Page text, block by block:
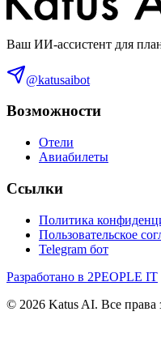
Ваш ИИ-ассистент для
@katusaibot
Возможности
Отели
Авиабилеты
Ссылки
Политика
Пользовательское
Telegram бот
Разработано в 2PEOPLE IT
© 2026 Katus AI. Все